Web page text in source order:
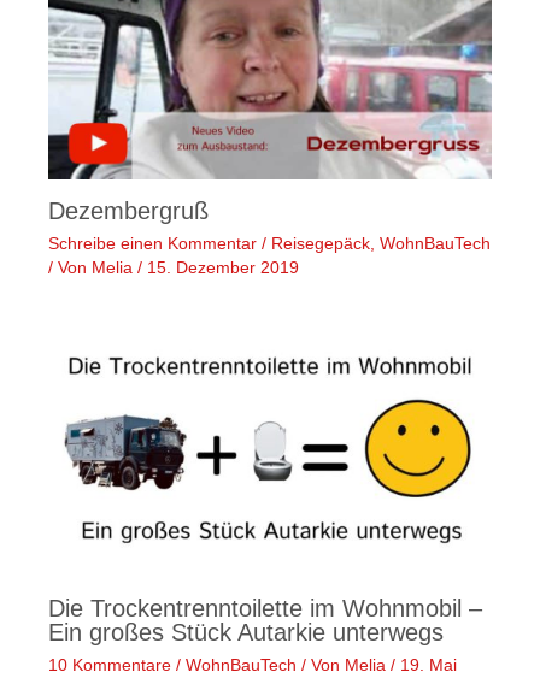
Dezembergruß
Schreibe einen Kommentar / Reisegepäck WohnBauTech
/ Von Melia / 15. Dezember 2019
Die Trockentrenntoilette im Wohnmobil –
Ein großes Stück Autarkie unterwegs
10 Kommentare / WohnBauTech / Von Melia / 19. Mai